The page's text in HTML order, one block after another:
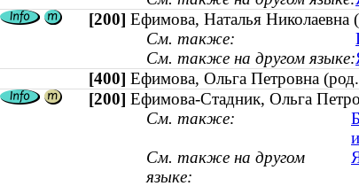
[200] Ефимова, Наталья Николаевна
См. также:
См. также на другом языке:
[400] Ефимова, Ольга Петровна
[200] Ефимова-Стадник, Ольга
См. также:
См. также на другом
языке: